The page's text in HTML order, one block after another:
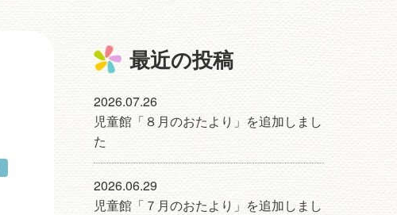
最近の投稿
2026.07.26
児童館「８月のおたより」を追加しまし
た
2026.06.29
児童館「７月のおたより」を追加しまし